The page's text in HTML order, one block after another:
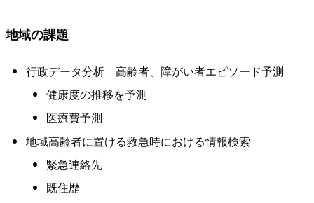
地域の課題
行政データ分析 高齢者、障がい者エピソード予測
健康度の推移を予測
医療費予測
地域高齢者に置ける救急時における情報検索
緊急連絡先
既住歴